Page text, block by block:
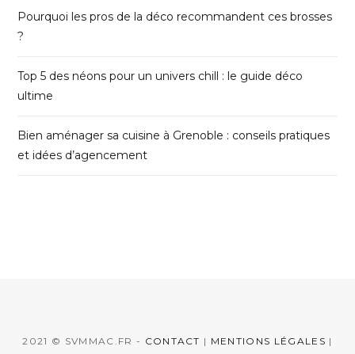
Pourquoi les pros de la déco recommandent ces brosses
?
Top 5 des néons pour un univers chill : le guide déco
ultime
Bien aménager sa cuisine à Grenoble : conseils pratiques
et idées d’agencement
2021 © SVMMAC.FR - CONTACT | MENTIONS LÉGALES |